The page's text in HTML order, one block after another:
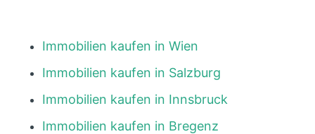
Immobilien kaufen in Wien
Immobilien kaufen in Salzburg
Immobilien kaufen in Innsbruck
Immobilien kaufen in Bregenz